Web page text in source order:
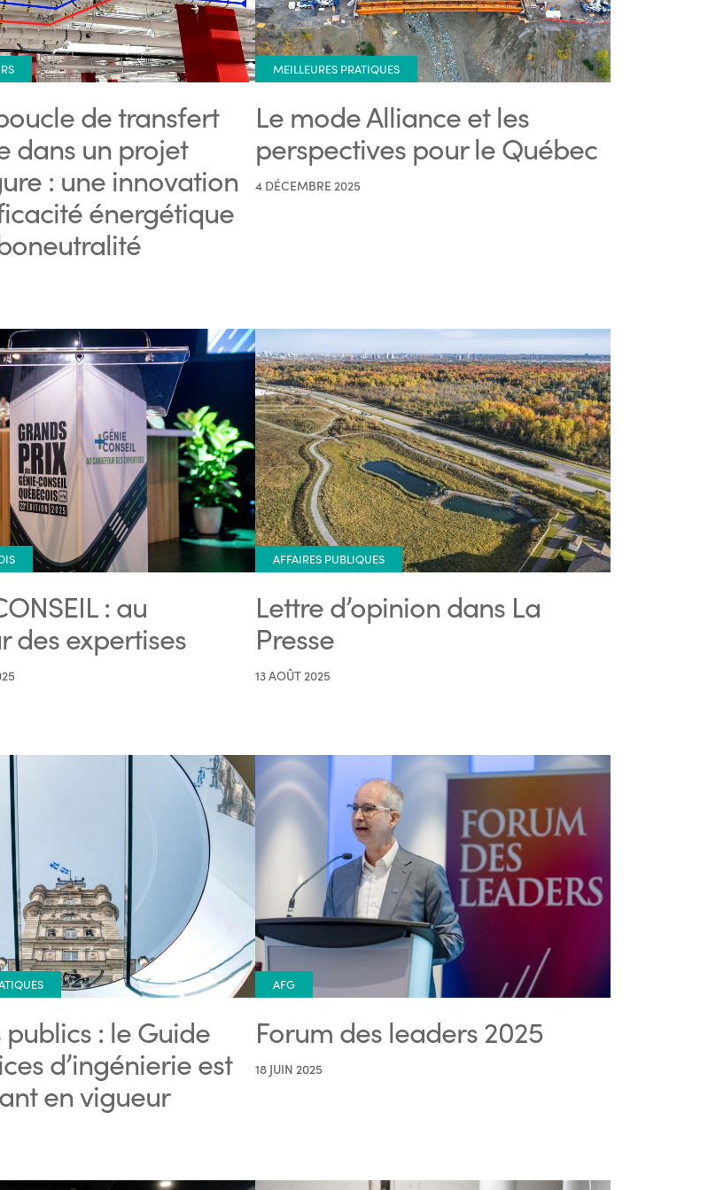
de transfert
dans un projet
: une innovation
énergétique
MEILLEURES PRATIQUES
Le mode Alliance et les
perspectives pour le Québec
4 DÉCEMBRE 2025
: au
des expertises
AFFAIRES PUBLIQUES
Lettre d’opinion dans La
Presse
13 AOÛT 2025
: le Guide
d’ingénierie est
en vigueur
AFG
Forum des leaders 2025
18 JUIN 2025